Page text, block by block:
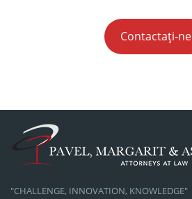
Contactați-ne
"CHALLENGE, INNOVATION, KNOWLEDGE"